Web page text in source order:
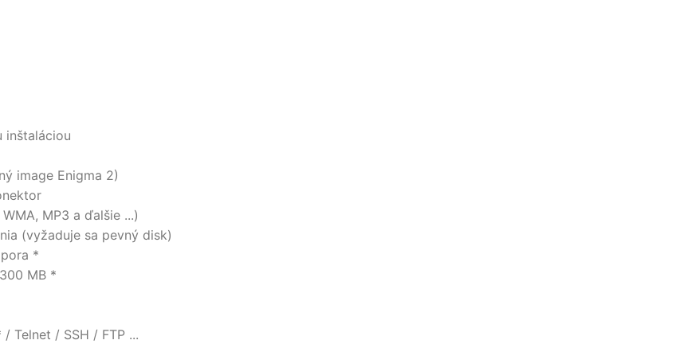
inštaláciou
image Enigma 2)
MP3 a ďalšie ...)
(vyžaduje sa pevný disk)
*
MB *
Telnet / SSH / FTP ...